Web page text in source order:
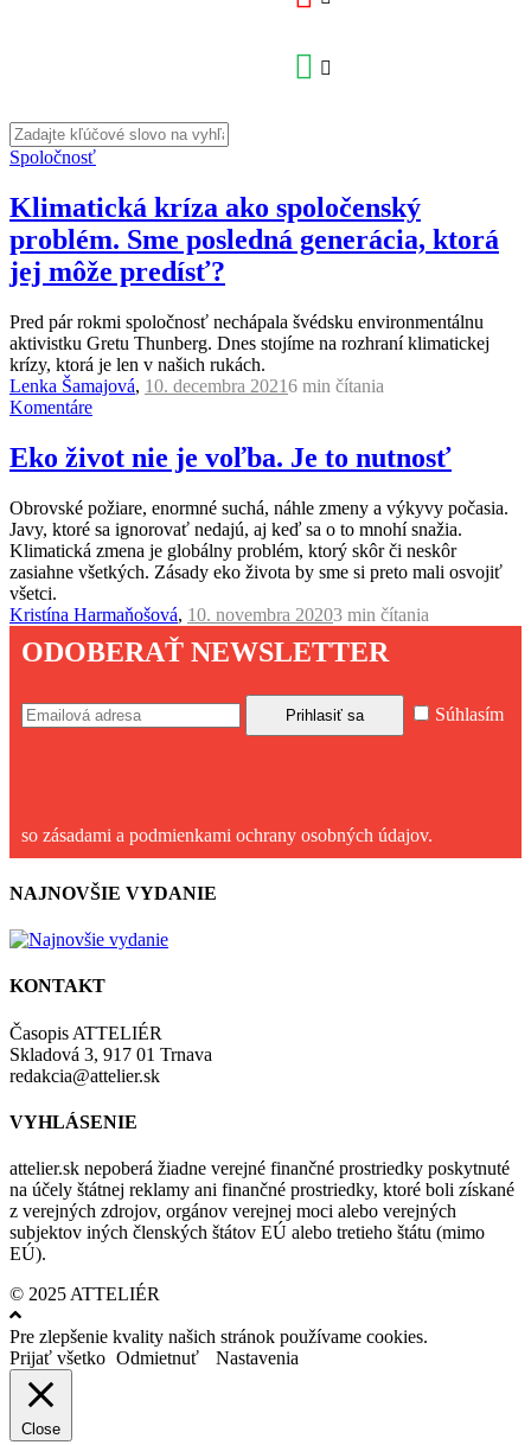
Spoločnosť
Klimatická kríza ako spoločenský
problém. Sme posledná generácia, ktorá
jej môže predísť?
Pred pár rokmi spoločnosť nechápala švédsku environmentálnu
aktivistku Gretu Thunberg. Dnes stojíme na rozhraní klimatickej
krízy, ktorá je len v našich rukách.
Lenka Šamajová, 10. decembra 20216 min čítania
Komentáre
Eko život nie je voľba. Je to nutnosť
Obrovské požiare, enormné suchá, náhle zmeny a výkyvy počasia.
Javy, ktoré sa ignorovať nedajú, aj keď sa o to mnohí snažia.
Klimatická zmena je globálny problém, ktorý skôr či neskôr
zasiahne všetkých. Zásady eko života by sme si preto mali osvojiť
všetci.
Kristína Harmaňošová, 10. novembra 20203 min čítania
ODOBERAŤ NEWSLETTER
Súhlasím
so zásadami a podmienkami ochrany osobných údajov.
NAJNOVŠIE VYDANIE
KONTAKT
Časopis ATTELIÉR
Skladová 3, 917 01 Trnava
redakcia@attelier.sk
VYHLÁSENIE
attelier.sk nepoberá žiadne verejné finančné prostriedky poskytnuté
na účely štátnej reklamy ani finančné prostriedky, ktoré boli získané
z verejných zdrojov, orgánov verejnej moci alebo verejných
subjektov iných členských štátov EÚ alebo tretieho štátu (mimo
EÚ).
© 2025 ATTELIÉR
Pre zlepšenie kvality našich stránok používame cookies.
Prijať všetko Odmietnuť Nastavenia
Close